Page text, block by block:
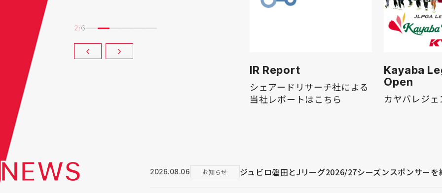
2/6
Technical Review
技報
IR Report
シェアードリサーチ社による
当社レポートはこちら
Kayaba
Open
カヤバレジ
NEWS 2026.08.06 お知らせ ジュビロ磐田とJリーグ2026/27シーズンスポンサーを